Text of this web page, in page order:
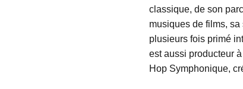
classique, de son
musiques de films,
plusieurs fois primé
est aussi producteur
Hop Symphonique,